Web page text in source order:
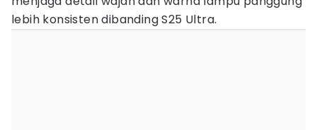
lebih konsisten dibanding S25 Ultra.